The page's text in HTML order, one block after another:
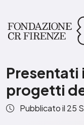
Presentati
progetti
Pubblicato il 25